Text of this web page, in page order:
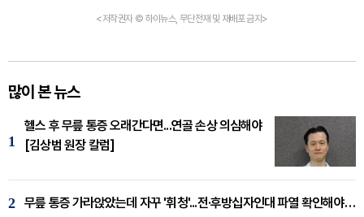
<저작권자 © 하이뉴스, 무단전재 및 재배포 금지>
많이 본 뉴스
1
헬스 후 무릎 통증 오래간다면...연골 손상 의심해야
[김상범 원장 칼럼]
2 무릎 통증 가라앉았는데 자꾸 '휘청'...전·후방십자인대 파열 확인해야 [곽우경 원장 칼럼]